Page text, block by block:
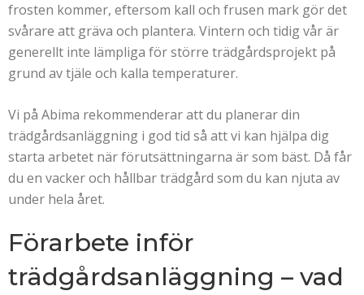
frosten kommer, eftersom kall och frusen mark gör det
svårare att gräva och plantera. Vintern och tidig vår är
generellt inte lämpliga för större trädgårdsprojekt på
grund av tjäle och kalla temperaturer.
Vi på Abima rekommenderar att du planerar din
trädgårdsanläggning i god tid så att vi kan hjälpa dig
starta arbetet när förutsättningarna är som bäst. Då får
du en vacker och hållbar trädgård som du kan njuta av
under hela året.
Förarbete inför
trädgårdsanläggning – vad